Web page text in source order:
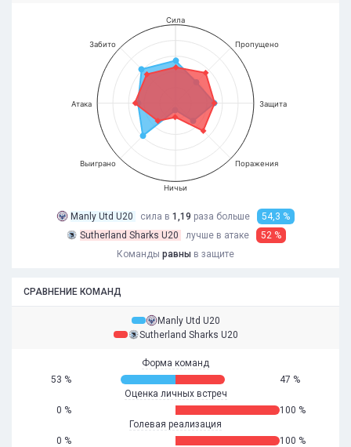
Сила
Пропущено
Защита
Поражения
Ничьи
Выиграно
Атака
Забито
Manly Utd U20 сила в 1,19 раза больше
54,3 %
Sutherland Sharks U20
лучше в атаке
52 %
Команды равны в защите
СРАВНЕНИЕ КОМАНД
Manly Utd U20
Sutherland Sharks U20
Форма команд
53 %
47 %
Оценка личных встреч
0 %
100 %
Голевая реализация
0 %
100 %